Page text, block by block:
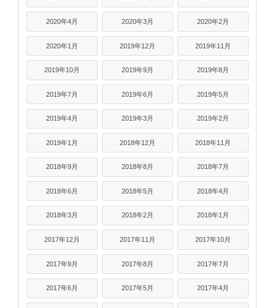
2020年4月 2020年3月 2020年2月
2020年1月 2019年12月 2019年11月
2019年10月 2019年9月 2019年8月
2019年7月 2019年6月 2019年5月
2019年4月 2019年3月 2019年2月
2019年1月 2018年12月 2018年11月
2018年9月 2018年8月 2018年7月
2018年6月 2018年5月 2018年4月
2018年3月 2018年2月 2018年1月
2017年12月 2017年11月 2017年10月
2017年9月 2017年8月 2017年7月
2017年6月 2017年5月 2017年4月